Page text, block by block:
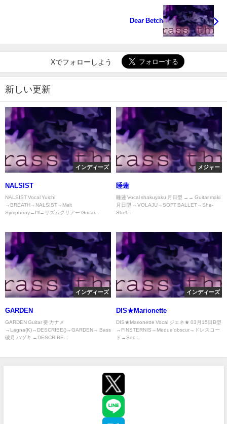
Dear Betch
Xでフォローしよう
新しい更新
インディーズ
NALSIST
NALSIST Vocal Yuichi
→BREATH→NALSIST→Melt
Symphony→I'll→リズムクリアー Guitar...
メジャー
睡蓮
睡蓮 Vocal shakuyaku 月日型 →→ Guitar maki
月日型 →VOLAJU→SOFT BALLET→She-
Shel...
インディーズ
GARDEN
GARDEN Guitar 要 カナメ
→Lagna(K)→DESCRIBE()→GARDEN→ Bass
破月 ハヅキ →DESCRIBE...
インディーズ
DIS★Marionette
DIS★Marionette Vocal ジェネ★ 03月15日B型
→FINSTERNIS→Medue'obscur→ドレスコー
ド→Sec...